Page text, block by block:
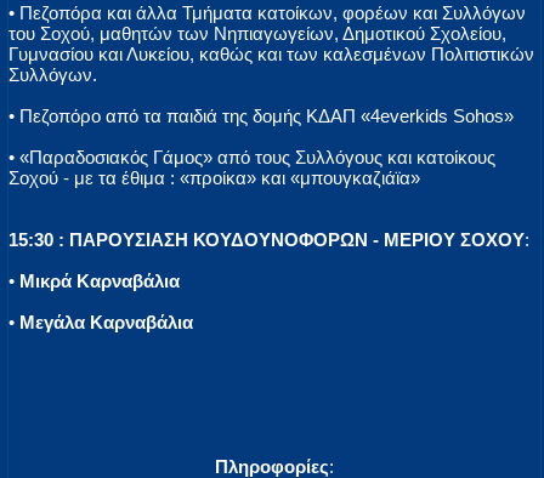
• Πεζοπόρα και άλλα Τμήματα κατοίκων, φορέων και Συλλόγων
του Σοχού, μαθητών των Νηπιαγωγείων, Δημοτικού Σχολείου,
Γυμνασίου και Λυκείου, καθώς και των καλεσμένων Πολιτιστικών
Συλλόγων.
• Πεζοπόρo από τα παιδιά της δομής ΚΔΑΠ «4everkids Sohos»
• «Παραδοσιακός Γάμος» από τους Συλλόγους και κατοίκους
Σοχού - με τα έθιμα : «προίκα» και «μπουγκαζιάϊα»
15:30 : ΠΑΡΟΥΣΙΑΣΗ ΚΟΥΔΟΥΝΟΦΟΡΩΝ - ΜΕΡΙΟΥ ΣΟΧΟΥ:
• Μικρά Καρναβάλια
• Μεγάλα Καρναβάλια
Πληροφορίες: